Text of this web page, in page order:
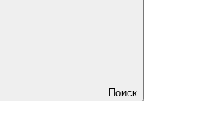
Поиск